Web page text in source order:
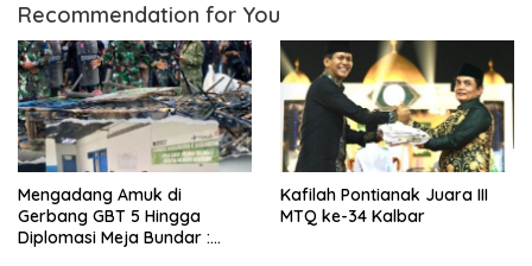
Recommendation for You
Mengadang Amuk di
Gerbang GBT 5 Hingga
Diplomasi Meja Bundar :
Kafilah Pontianak Juara III
MTQ ke-34 Kalbar